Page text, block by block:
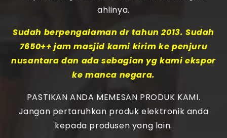
ahlinya.
Sudah berpengalaman dr tahun 2013. Sudah
7650++ jam masjid kami kirim ke penjuru
nusantara dan ada sebagian yg kami ekspor
ke manca negara.
PASTIKAN ANDA MEMESAN PRODUK KAMI.
Jangan pertaruhkan produk elektronik anda
kepada produsen yang lain.